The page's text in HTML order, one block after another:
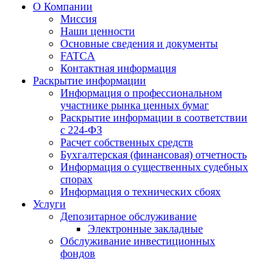
О Компании
Миссия
Наши ценности
Основные сведения и документы
FATCA
Контактная информация
Раскрытие информации
Информация о профессиональном
участнике рынка ценных бумаг
Раскрытие информации в соответствии
с 224-ФЗ
Расчет собственных средств
Бухгалтерская (финансовая) отчетность
Информация о существенных судебных
спорах
Информация о технических сбоях
Услуги
Депозитарное обслуживание
Электронные закладные
Обслуживание инвестиционных
фондов